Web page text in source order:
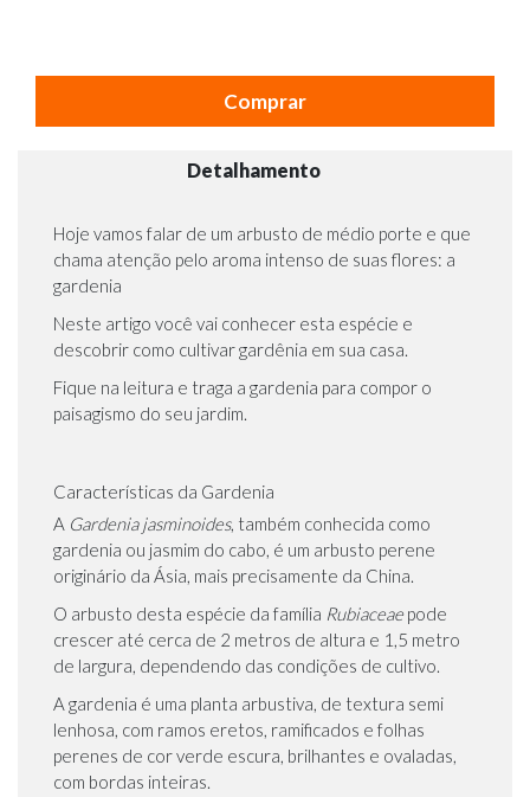
Comprar
Detalhamento
Hoje vamos falar de um arbusto de médio porte e que
chama atenção pelo aroma intenso de suas flores: a
gardenia
Neste artigo você vai conhecer esta espécie e
descobrir como cultivar gardênia em sua casa.
Fique na leitura e traga a gardenia para compor o
paisagismo do seu jardim.
Características da Gardenia
A Gardenia jasminoides, também conhecida como
gardenia ou jasmim do cabo, é um arbusto perene
originário da Ásia, mais precisamente da China.
O arbusto desta espécie da família Rubiaceaepode
crescer até cerca de 2 metros de altura e 1,5 metro
de largura, dependendo das condições de cultivo.
A gardenia é uma planta arbustiva, de textura semi
lenhosa, com ramos eretos, ramificados e folhas
perenes de cor verde escura, brilhantes e ovaladas,
com bordas inteiras.